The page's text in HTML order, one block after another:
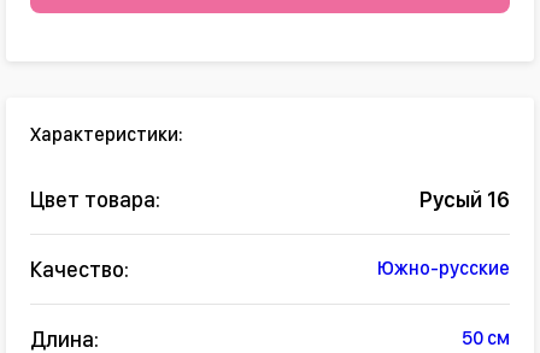
Характеристики:
Цвет товара: Русый 16
Качество: Южно-русские
Длина: 50 см